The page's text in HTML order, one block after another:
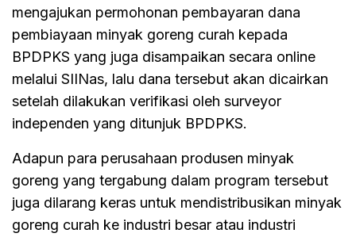
mengajukan permohonan pembayaran dana
pembiayaan minyak goreng curah kepada
BPDPKS yang juga disampaikan secara online
melalui SIINas, lalu dana tersebut akan dicairkan
setelah dilakukan verifikasi oleh surveyor
independen yang ditunjuk BPDPKS.
Adapun para perusahaan produsen minyak
goreng yang tergabung dalam program tersebut
juga dilarang keras untuk mendistribusikan minyak
goreng curah ke industri besar atau industri